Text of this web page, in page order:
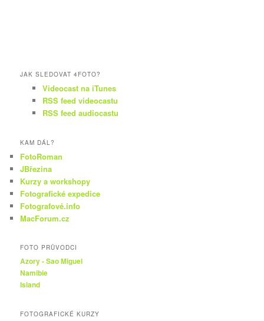
JAK SLEDOVAT 4FOTO?
Videocast na iTunes
RSS feed videocastu
RSS feed audiocastu
KAM DÁL?
FotoRoman
JBřezina
Kurzy a workshopy
Fotografické expedice
Fotografové.info
MacForum.cz
FOTO PRŮVODCI
Azory - Sao Miguel
Namibie
Island
FOTOGRAFICKÉ KURZY